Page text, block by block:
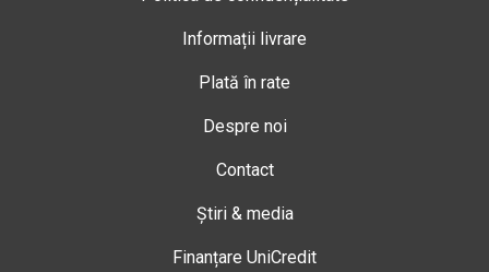
Informații livrare
Plată în rate
Despre noi
Contact
Știri & media
Finanțare UniCredit